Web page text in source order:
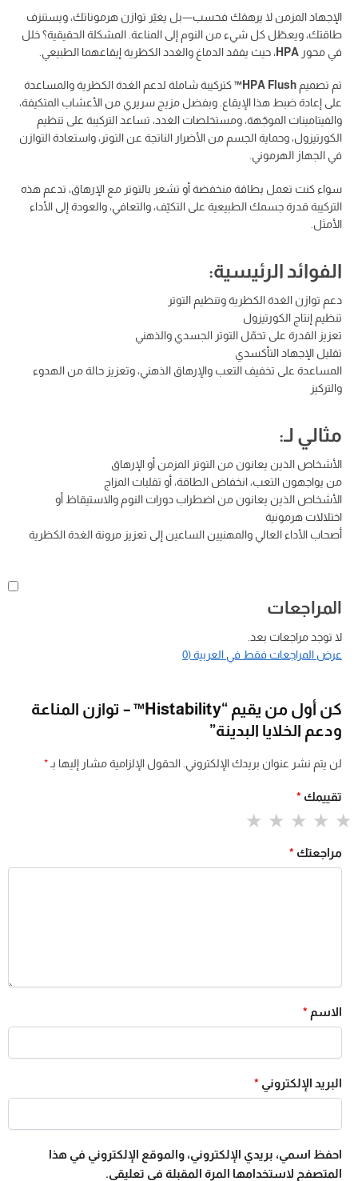
الإجهاد المزمن لا يرهقك فحسب—بل يغيّر توازن هرموناتك، ويستنزف
طاقتك، ويعطّل كل شيء من النوم إلى المناعة. المشكلة الحقيقية؟ خلل
في محور HPA ، حيث يفقد الدماغ والغدد الكظرية إيقاعهما الطبيعي.
تم تصميم HPA Flush™
كتركيبة شاملة لدعم الغدة الكظرية والمساعدة
على إعادة ضبط هذا الإيقاع. وبفضل مزيج سريري من الأعشاب المتكيفة،
والفيتامينات الموجّهة، ومستخلصات الغدد، تساعد التركيبة على تنظيم
الكورتيزول، وحماية الجسم من الأضرار الناتجة عن التوتر، واستعادة التوازن
في الجهاز الهرموني.
سواء كنت تعمل بطاقة منخفضة أو تشعر بالتوتر مع الإرهاق، تدعم هذه
التركيبة قدرة جسمك الطبيعية على التكيّف، والتعافي، والعودة إلى الأداء
الأمثل.
الفوائد الرئيسية:
دعم توازن الغدة الكظرية وتنظيم التوتر
تنظيم إنتاج الكورتيزول
تعزيز القدرة على تحمّل التوتر الجسدي والذهني
تقليل الإجهاد التأكسدي
المساعدة على تخفيف التعب والإرهاق الذهني، وتعزيز حالة من الهدوء
والتركيز
مثالي لـ:
الأشخاص الذين يعانون من التوتر المزمن أو الإرهاق
من يواجهون التعب، انخفاض الطاقة، أو تقلبات المزاج
الأشخاص الذين يعانون من اضطراب دورات النوم والاستيقاظ أو
اختلالات هرمونية
أصحاب الأداء العالي والمهنيين الساعين إلى تعزيز مرونة الغدة الكظرية
المراجعات
لا توجد مراجعات بعد.
عرض المراجعات فقط في العربية (0
كن أول من يقيم “Histability™ – توازن المناعة
ودعم الخلايا البدينة”
لن يتم نشر عنوان بريدك الإلكتروني. الحقول الإلزامية مشار إليها بـ *
تقييمك *
مراجعتك *
الاسم *
البريد الإلكتروني *
احفظ اسمي، بريدي الإلكتروني، والموقع الإلكتروني في هذا
المتصفح لاستخدامها المرة المقبلة في تعليقي.